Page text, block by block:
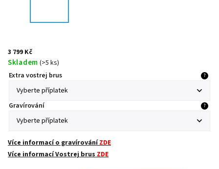
3 799 Kč
Skladem (>5 ks)
Extra vostrej brus
?
Gravírování ?
Více informací o gravírováníZDE
Více informací Vostrej brusZDE